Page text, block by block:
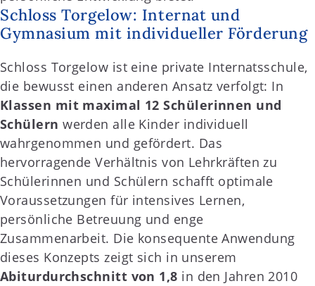
Schloss Torgelow: Internat und
Gymnasium mit individueller Förderung
Schloss Torgelow ist eine private Internatsschule,
die bewusst einen anderen Ansatz verfolgt: In
Klassen mit maximal 12 Schülerinnen und
Schülern werden alle Kinder individuell
wahrgenommen und gefördert. Das
hervorragende Verhältnis von Lehrkräften zu
Schülerinnen und Schülern schafft optimale
Voraussetzungen für intensives Lernen,
persönliche Betreuung und enge
Zusammenarbeit. Die konsequente Anwendung
dieses Konzepts zeigt sich in unserem
Abiturdurchschnitt von 1,8 in den Jahren 2010